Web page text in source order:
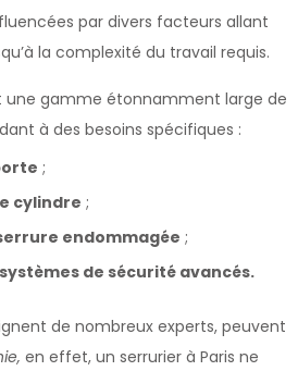
par divers facteurs allant
la complexité du travail requis.
une gamme étonnamment large de
à des besoins spécifiques :
;
cylindre ;
endommagée ;
de sécurité avancés.
de nombreux experts, peuvent
en effet, un serrurier à Paris ne